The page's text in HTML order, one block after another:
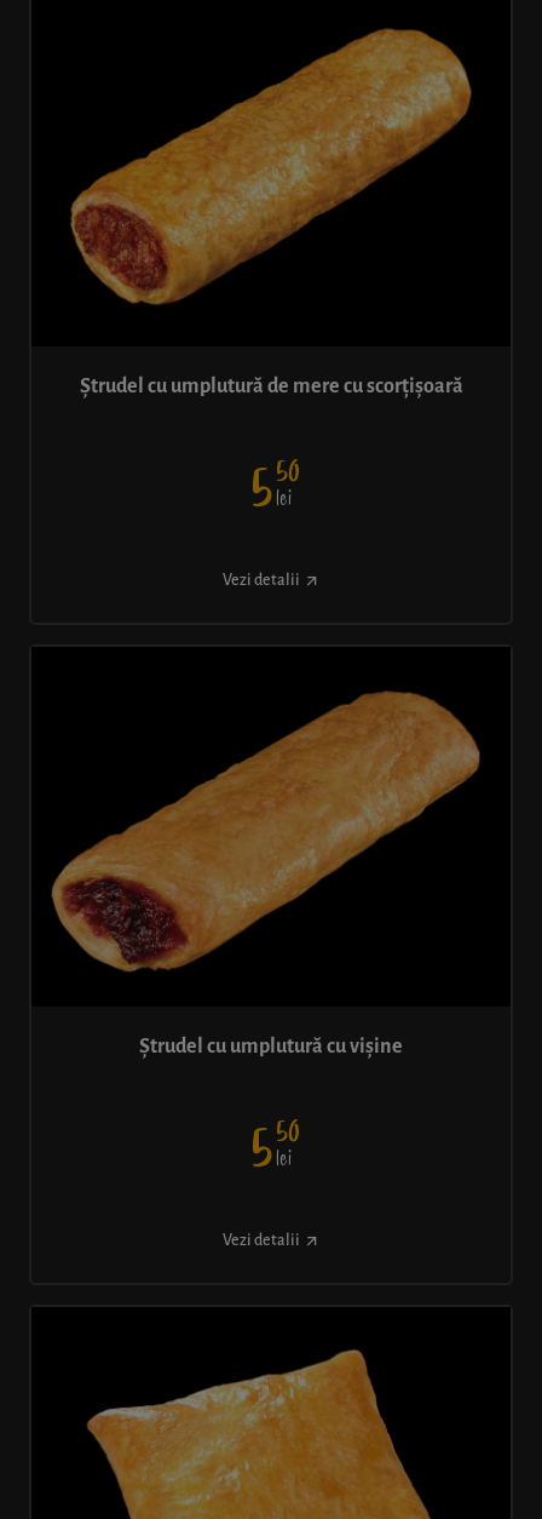
Ștrudel cu umplutură de mere cu scorțișoară
550
lei
Vezi detalii
Ștrudel cu umplutură cu vișine
550
lei
Vezi detalii